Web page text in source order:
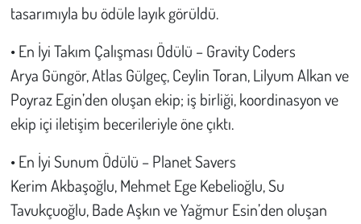
tasarımıyla bu ödüle layık görüldü.
• En İyi Takım Çalışması Ödülü – Gravity Coders
Arya Güngör, Atlas Gülgeç, Ceylin Toran, Lilyum Alkan ve
Poyraz Egin’den oluşan ekip; iş birliği, koordinasyon ve
ekip içi iletişim becerileriyle öne çıktı.
• En İyi Sunum Ödülü – Planet Savers
Kerim Akbaşoğlu, Mehmet Ege Kebelioğlu, Su
Tavukçuoğlu, Bade Aşkın ve Yağmur Esin’den oluşan